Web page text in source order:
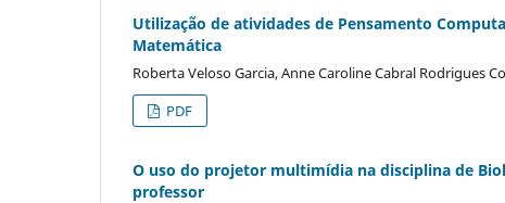
Utilização de atividades de Pensamento
Matemática
Roberta Veloso Garcia, Anne Caroline Cabral Rodrigues
PDF
O uso do projetor multimídia na disciplina de
professor